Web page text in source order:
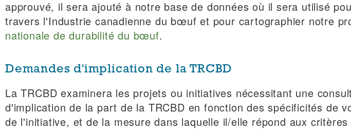
approuvé, il sera ajouté à notre base de données où il sera utilisé
travers l'Industrie canadienne du bœuf et pour cartographier notre
nationale de durabilité du bœuf.
Demandes d'implication de la TRCBD
La TRCBD examinera les projets ou initiatives nécessitant une
d'implication de la part de la TRCBD en fonction des spécificités de
de l'initiative, et de la mesure dans laquelle il/elle répond aux critères